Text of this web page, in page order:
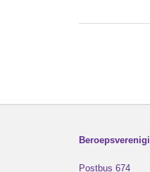
Postbus 674